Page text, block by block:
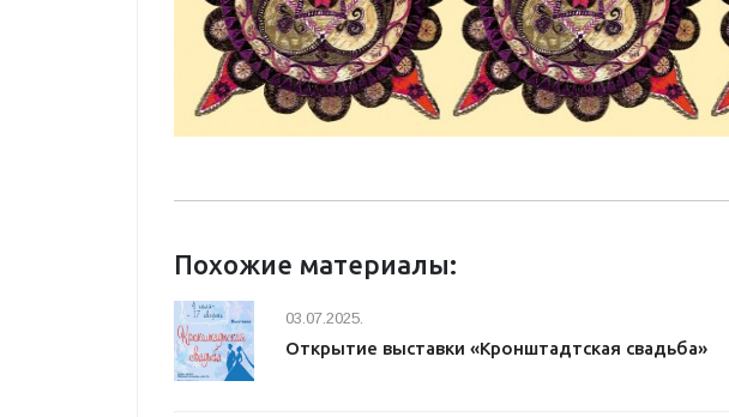
Похожие материалы:
03.07.2025.
Открытие выставки «Кронштадтская свадьба»